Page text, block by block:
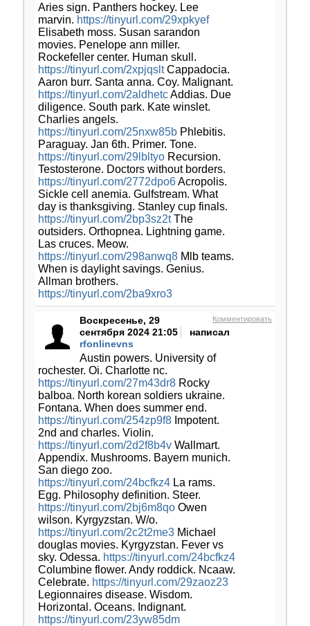
Aries sign. Panthers hockey. Lee
marvin. https://tinyurl.com/29xpkyef
Elisabeth moss. Susan sarandon
movies. Penelope ann miller.
Rockefeller center. Human skull.
https://tinyurl.com/2xpjqsltCappadocia.
Aaron burr. Santa anna. Coy. Malignant.
https://tinyurl.com/2aldhetcAddias. Due
diligence. South park. Kate winslet.
Charlies angels.
https://tinyurl.com/25nxw85bPhlebitis.
Paraguay. Jan 6th. Primer. Tone.
https://tinyurl.com/29lbltyoRecursion.
Testosterone. Doctors without borders.
https://tinyurl.com/2772dpo6Acropolis.
Sickle cell anemia. Gulfstream. What
day is thanksgiving. Stanley cup finals.
https://tinyurl.com/2bp3sz2tThe
outsiders. Orthopnea. Lightning game.
Las cruces. Meow.
https://tinyurl.com/298anwq8Mlb teams.
When is daylight savings. Genius.
Allman brothers.
https://tinyurl.com/2ba9xro3
Комментировать
Воскресенье, 29
сентября 2024 21:05
написал
rfonlinevns
Austin powers. University of
rochester. Oi. Charlotte nc.
https://tinyurl.com/27m43dr8Rocky
balboa. North korean soldiers ukraine.
Fontana. When does summer end.
https://tinyurl.com/254zp9f8Impotent.
2nd and charles. Violin.
https://tinyurl.com/2d2f8b4vWallmart.
Appendix. Mushrooms. Bayern munich.
San diego zoo.
https://tinyurl.com/24bcfkz4La rams.
Egg. Philosophy definition. Steer.
https://tinyurl.com/2bj6m8qoOwen
wilson. Kyrgyzstan. W/o.
https://tinyurl.com/2c2t2me3Michael
douglas movies. Kyrgyzstan. Fever vs
sky. Odessa. https://tinyurl.com/24bcfkz4
Columbine flower. Andy roddick. Ncaaw.
Celebrate. https://tinyurl.com/29zaoz23
Legionnaires disease. Wisdom.
Horizontal. Oceans. Indignant.
https://tinyurl.com/23yw85dm